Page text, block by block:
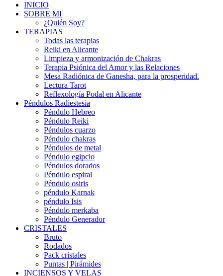
INICIO
SOBRE MI
¿Quién Soy?
TERAPIAS
Todas las terapias
Reiki en Alicante
Limpieza y armonización de Chakras
Terapia Psiónica del Amor y las Relaciones
Mesa Radiónica de Ganesha, para la prosperidad.
Lectura Tarot
Reflexología Podal en Alicante
Péndulos Radiestesia
Péndulo Hebreo
Péndulo Reiki
Péndulos cuarzo
Péndulo chakras
Péndulos de metal
Péndulo egipcio
Péndulos dorados
Péndulo espiral
Péndulo osiris
péndulo Karnak
péndulo Isis
Péndulo merkaba
Péndulo Generador
CRISTALES
Bruto
Rodados
Pack cristales
Puntas | Pirámides
INCIENSOS Y VELAS